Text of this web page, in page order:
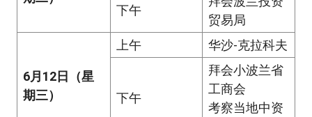
下午
贸易局
6月12日（星
期三）
上午 华沙-克拉科夫
下午
拜会小波兰省
工商会
考察当地中资